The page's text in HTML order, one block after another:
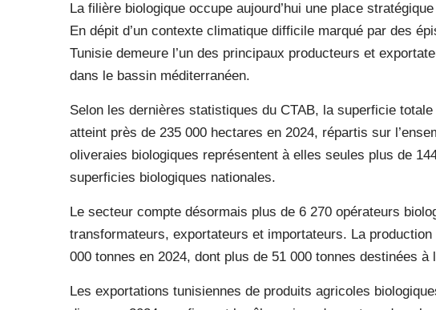
La filière biologique occupe aujourd’hui une place
En dépit d’un contexte climatique difficile marqué par des
Tunisie demeure l’un des principaux producteurs et
dans le bassin méditerranéen.
Selon les dernières statistiques du CTAB, la superficie
atteint près de 235 000 hectares en 2024, répartis sur
oliveraies biologiques représentent à elles seules plus de
superficies biologiques nationales.
Le secteur compte désormais plus de 6 270 opérateurs
transformateurs, exportateurs et importateurs. La
000 tonnes en 2024, dont plus de 51 000 tonnes destinées à
Les exportations tunisiennes de produits agricoles